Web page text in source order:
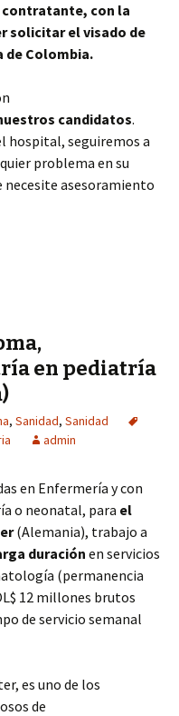
con la
solicitar el visado de
de Colombia.
candidatos.
hospital, seguiremos a
problema en su
necesite asesoramiento
en pediatría
, Sanidad, Sanidad
admin
en Enfermería y con
o neonatal, para el
(Alemania), trabajo a
duraciónen servicios
(permanencia
12 millones brutos
de servicio semanal
es uno de los
de